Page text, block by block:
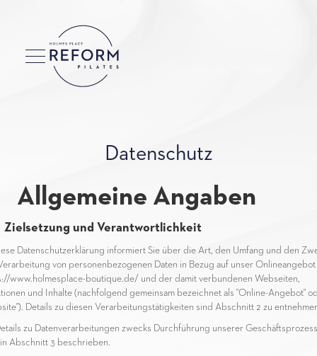
Datenschutz
Angaben
und Verantwortlichkeit
Datenschutzerklärung informiert Sie über die Art, den Umfang und den
von personenbezogenen Daten in Bezug auf unser Onlineangebot
www.holmesplace-boutique.de/ und der damit verbundenen Webseiten,
und Inhalte (nachfolgend gemeinsam bezeichnet als "Online-Angebot"
Details zu diesen Verarbeitungstätigkeiten sind Abschnitt 2 zu
zu Datenverarbeitungen zwecks Durchführung unserer
Abschnitt 3 beschrieben.